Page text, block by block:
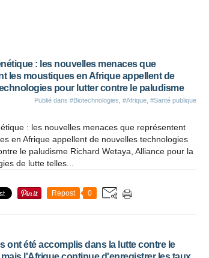
: les nouvelles menaces que
les moustiques en Afrique appellent de
pour lutter contre le paludisme
Publié dans #Biotechnologies #Afrique #Santé publique
: les nouvelles menaces que représentent
en Afrique appellent de nouvelles technologies
le paludisme Richard Wetaya, Alliance pour la
de lutte telles...
Repost 0
ont été accomplis dans la lutte contre le